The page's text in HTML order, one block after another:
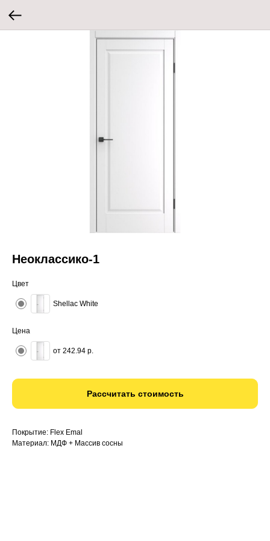
Неоклассико-1
Цвет
Shellac White
Цена
от 242.94 р.
Рассчитать стоимость
Покрытие: Flex Emal
Материал: МДФ + Массив сосны